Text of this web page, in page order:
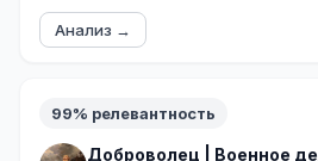
Анализ →
99% релевантность
Доброволец | Военное